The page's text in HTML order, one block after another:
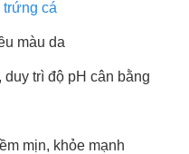
trứng cá
màu da
trì độ pH cân bằng
mịn, khỏe mạnh